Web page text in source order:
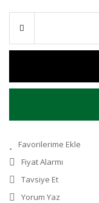
Fiyat Alarmı
Tavsiye Et
Yorum Yaz